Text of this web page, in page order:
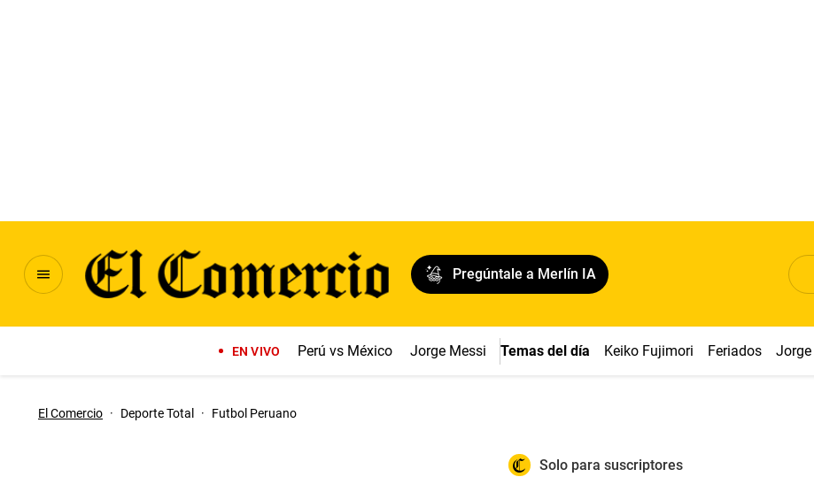
Pregúntale a Merlín IA
EN VIVO Perú vs México Jorge Messi Temas del día Keiko Fujimori Feriados
El Comercio · Deporte Total · Futbol Peruano
Solo para suscriptores